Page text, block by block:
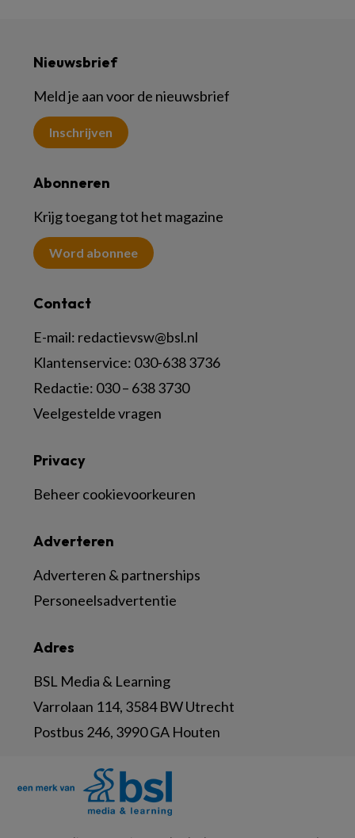
Nieuwsbrief
Meld je aan voor de nieuwsbrief
Inschrijven
Abonneren
Krijg toegang tot het magazine
Word abonnee
Contact
E-mail: redactievsw@bsl.nl
Klantenservice: 030-638 3736
Redactie: 030 – 638 3730
Veelgestelde vragen
Adres
BSL Media & Learning
Varrolaan 114, 3584 BW Utrecht
Postbus 246, 3990 GA Houten
Adverteren
Adverteren & partnerships
Personeelsadvertentie
Privacy
Beheer cookievoorkeuren